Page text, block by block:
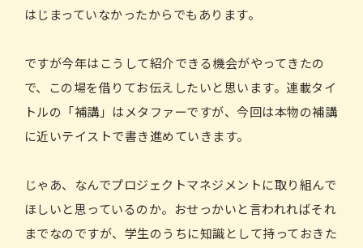
はじまっていなかったからでもあります。
ですが今年はこうして紹介できる機会がやってきたの
で、この場を借りてお伝えしたいと思います。連載タイ
トルの「補講」はメタファーですが、今回は本物の補講
に近いテイストで書き進めていきます。
じゃあ、なんでプロジェクトマネジメントに取り組んで
ほしいと思っているのか。おせっかいと言われればそれ
までなのですが、学生のうちに知識として持っておきた